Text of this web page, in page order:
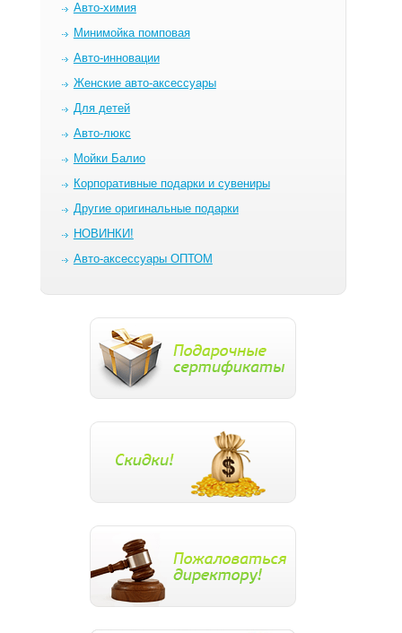
Авто-химия
Минимойка помповая
Авто-инновации
Женские авто-аксессуары
Для детей
Авто-люкс
Мойки Балио
Корпоративные подарки и сувениры
Другие оригинальные подарки
НОВИНКИ!
Авто-аксессуары ОПТОМ